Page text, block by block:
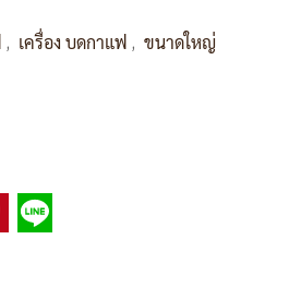
, เครื่อง บดกาแฟ , ขนาดใหญ่